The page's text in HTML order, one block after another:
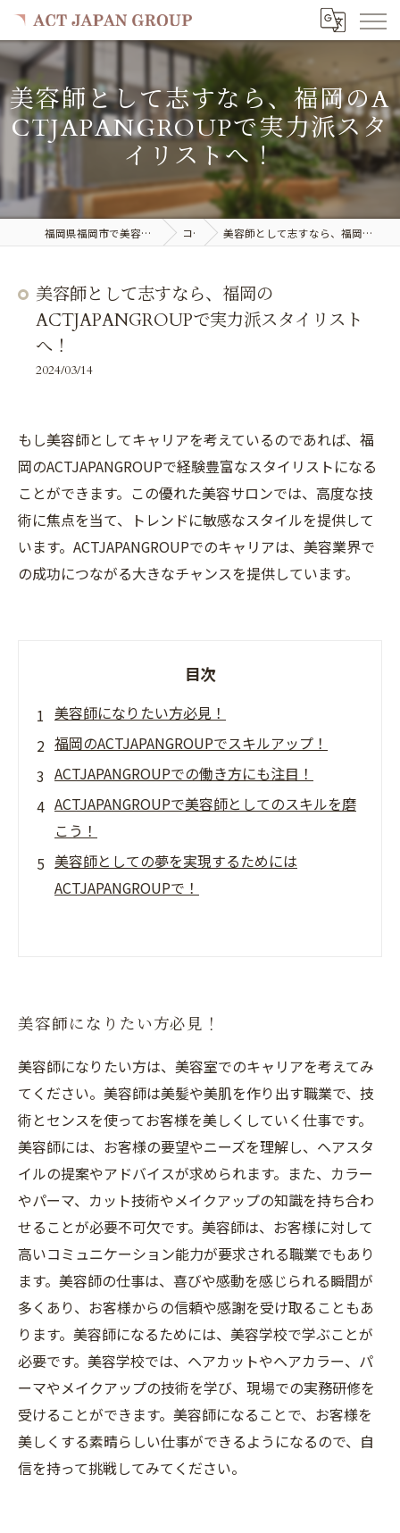
美容師として志すなら、福岡のA
CTJAPANGROUPで実力派スタ
イリストへ！
福岡県福岡市で美容室の求人ならACT JAPAN GROUP コラム 美容師として志すなら、福岡のACTJAPANGROUPで実力派スタイリストへ！
美容師として志すなら、福岡の
ACTJAPANGROUPで実力派スタイリスト
へ！
2024/03/14
もし美容師としてキャリアを考えているのであれば、福
岡のACTJAPANGROUPで経験豊富なスタイリストになる
ことができます。この優れた美容サロンでは、高度な技
術に焦点を当て、トレンドに敏感なスタイルを提供して
います。ACTJAPANGROUPでのキャリアは、美容業界で
の成功につながる大きなチャンスを提供しています。
目次
美容師になりたい方必見！
福岡のACTJAPANGROUPでスキルアップ！
ACTJAPANGROUPでの働き方にも注目！
ACTJAPANGROUPで美容師としてのスキルを磨
こう！
美容師としての夢を実現するためには
ACTJAPANGROUPで！
美容師になりたい方必見！
美容師になりたい方は、美容室でのキャリアを考えてみ
てください。美容師は美髪や美肌を作り出す職業で、技
術とセンスを使ってお客様を美しくしていく仕事です。
美容師には、お客様の要望やニーズを理解し、ヘアスタ
イルの提案やアドバイスが求められます。また、カラー
やパーマ、カット技術やメイクアップの知識を持ち合わ
せることが必要不可欠です。美容師は、お客様に対して
高いコミュニケーション能力が要求される職業でもあり
ます。美容師の仕事は、喜びや感動を感じられる瞬間が
多くあり、お客様からの信頼や感謝を受け取ることもあ
ります。美容師になるためには、美容学校で学ぶことが
必要です。美容学校では、ヘアカットやヘアカラー、パ
ーマやメイクアップの技術を学び、現場での実務研修を
受けることができます。美容師になることで、お客様を
美しくする素晴らしい仕事ができるようになるので、自
信を持って挑戦してみてください。